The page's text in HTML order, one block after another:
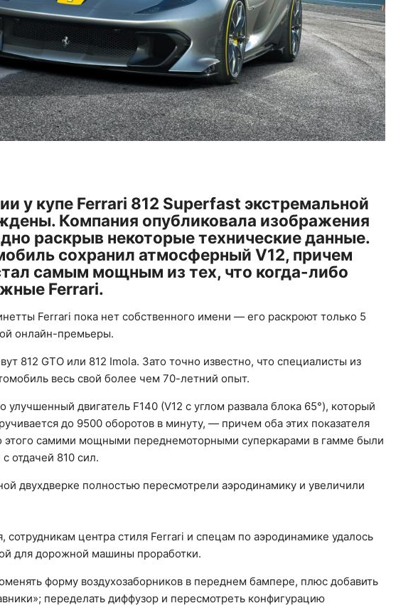
у купе Ferrari 812 Superfast экстремальной
Компания опубликовала изображения
раскрыв некоторые технические данные.
сохранил атмосферный V12, причем
самым мощным из тех, что когда-либо
Ferrari.
Ferrari пока нет собственного имени — его раскроют только 5
онлайн-премьеры.
812 GTO или 812 Imola. Зато точно известно, что специалисты из
весь свой более чем 70-летний опыт.
двигатель F140 (V12 с углом развала блока 65°), который
до 9500 оборотов в минуту, — причем оба этих показателя
этого самими мощными переднемоторными суперкарами в гамме были
отдачей 810 сил.
двухдверке полностью пересмотрели аэродинамику и увеличили
сотрудникам центра стиля Ferrari и спецам по аэродинамике удалось
для дорожной машины проработки.
форму воздухозаборников в переднем бампере, плюс добавить
переделать диффузор и пересмотреть конфигурацию